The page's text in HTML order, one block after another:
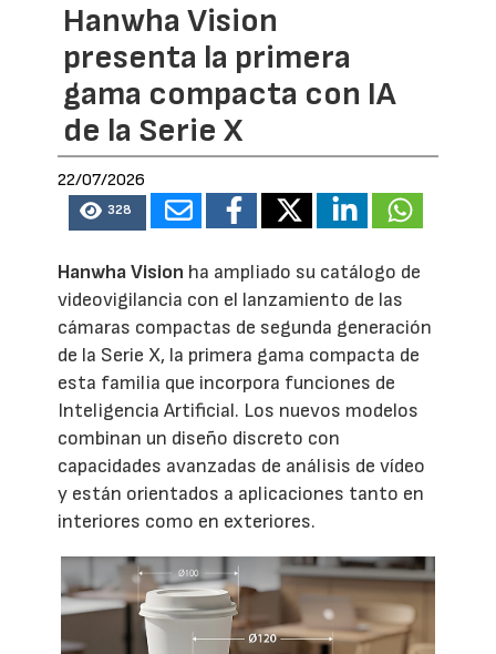
Hanwha Vision
presenta la primera
gama compacta con IA
de la Serie X
22/07/2026
328
Hanwha Vision ha ampliado su catálogo de
videovigilancia con el lanzamiento de las
cámaras compactas de segunda generación
de la Serie X, la primera gama compacta de
esta familia que incorpora funciones de
Inteligencia Artificial. Los nuevos modelos
combinan un diseño discreto con
capacidades avanzadas de análisis de vídeo
y están orientados a aplicaciones tanto en
interiores como en exteriores.